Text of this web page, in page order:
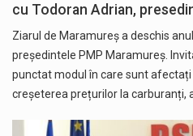
cu Todoran Adrian,
Ziarul de Maramureș a deschis
președintele PMP Maramureș.
punctat modul în care sunt
creșeterea prețurilor la carburanți,